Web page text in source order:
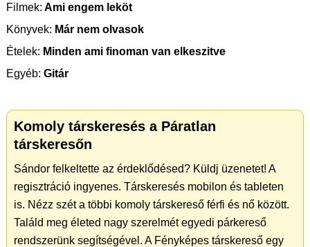
Filmek: Ami engem leköt
Könyvek: Már nem olvasok
Ételek: Minden ami finoman van elkeszitve
Egyéb: Gitár
Komoly társkeresés a Páratlan
társkeresőn
Sándor felkeltette az érdeklődésed? Küldj üzenetet! A
regisztráció ingyenes. Társkeresés mobilon és tableten
is. Nézz szét a többi komoly társkereső férfi és nő között.
Találd meg életed nagy szerelmét egyedi párkereső
rendszerünk segítségével. A Fényképes társkereső egy